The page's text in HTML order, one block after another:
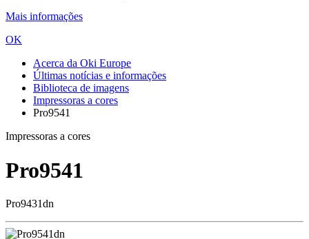
Mais informações
OK
Acerca da Oki Europe
Últimas notícias e informações
Biblioteca de imagens
Impressoras a cores
Pro9541
Impressoras a cores
Pro9541
Pro9431dn